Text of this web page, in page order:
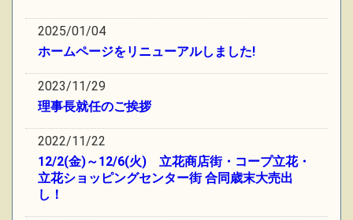
2025/01/04
ホームページをリニューアルしました!
2023/11/29
理事長就任のご挨拶
2022/11/22
12/2(金)～12/6(火) 立花商店街・コープ立花・
立花ショッピングセンター街 合同歳末大売出
し！